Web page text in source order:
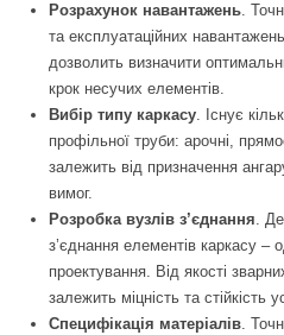
Розрахунок навантажень.
та експлуатаційних
дозволить визначити
крок несучих елементів.
Вибір типу каркасу. Існує
профільної труби: арочні,
залежить від призначення
вимог.
Розробка вузлів з’єднання.
з’єднання елементів каркасу –
проектування. Від якості
залежить міцність та стійкість
Специфікація матеріалів.